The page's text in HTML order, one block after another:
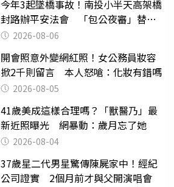
今年3起墜橋事故！南投小半天高架橋
封路辦平安法會 「包公夜審」替亡
魂伸冤
2026-08-06
開會照意外變網紅照！女公務員妝容
掀2千則留言 本人怒嗆：化妝有錯嗎
2026-08-05
41歲美成這樣合理嗎？「獸醫乃」最
新近照曝光 網暴動：歲月忘了她
2026-08-04
37歲星二代男星驚傳陳屍家中！經紀
公司證實 2個月前才與父開演唱會